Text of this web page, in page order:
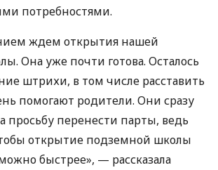
потребностями.
ждем открытия нашей
Она уже почти готова. Осталось
штрихи, в том числе расставить
помогают родители. Они сразу
просьбу перенести парты, ведь
открытие подземной школы
быстрее», — рассказала